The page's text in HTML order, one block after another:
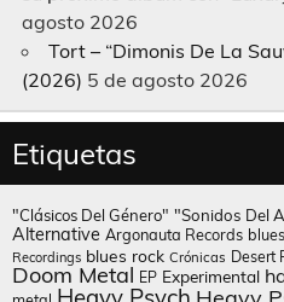
agosto 2026
Tort – “Dimonis De La
(2026) 5 de agosto 2026
Etiquetas
"Clásicos Del Género" "Sonidos Del
Alternative Argonauta Records blues
Recordings blues rock Crónicas Desert
Doom Metal EP Experimental